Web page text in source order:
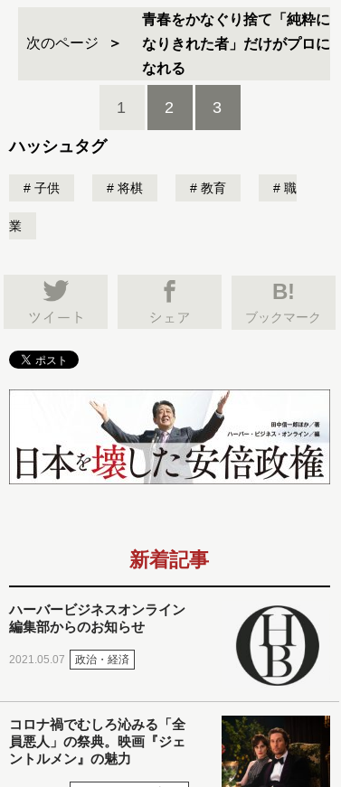
次のページ
青春をかなぐり捨て「純粋に
なりきれた者」だけがプロに
なれる
1 2 3
ハッシュタグ
子供 将棋 教育 職
業
B!
ブックマーク
新着記事
ハーバービジネスオンライン
編集部からのお知らせ
2021.05.07 政治・経済
コロナ禍でむしろ沁みる「全
員悪人」の祭典。映画『ジェ
ントルメン』の魅力